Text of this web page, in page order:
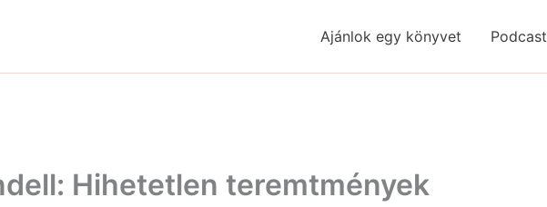
Ajánlok egy könyvet Podcast
Hihetetlen teremtmények